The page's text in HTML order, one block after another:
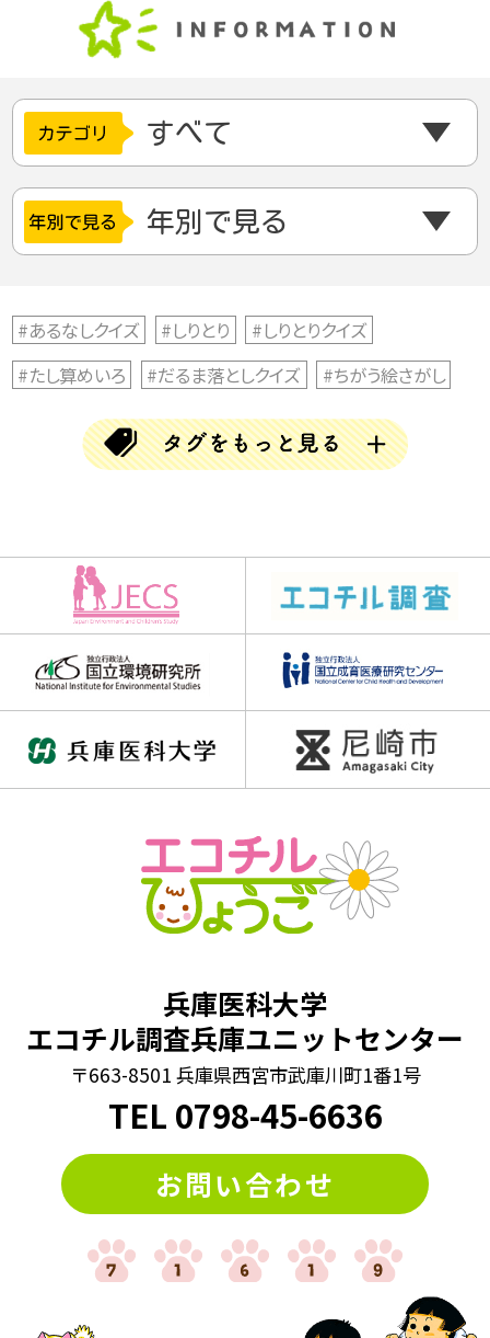
#あるなしクイズ #しりとり
#しりとりクイズ
#たし算めいろ
#だるま落としクイズ
#ちがう絵さがし
#ちがう絵探し
#とんちクイズ
#なぞなぞ
#ならび替えクイズ
#ならべかえクイズ
#アハムービー
#アハ動画 #クイズ
#クリスマス
#クロスワード
#チャレンジGO
#チャレンジゴー
#ブロック当て
#三文字熟語
#三文字熟語クイズ
#並べかえクイズ
#並べ替えクイズ
#乳歯調査
#仲間はずれクイズ
#学童期検査
#対義語クイズ
#文字並べ替えクイズ
#法則クイズ
#漢字間違いさがし
#漢字間違い探し
#熟語クイズ
#穴埋めクイズ
#間違い探し
兵庫医科大学
エコチル調査兵庫ユニットセンター
〒663-8501 兵庫県西宮市武庫川町1番1号
TEL 0798-45-6636
お問い合わせ